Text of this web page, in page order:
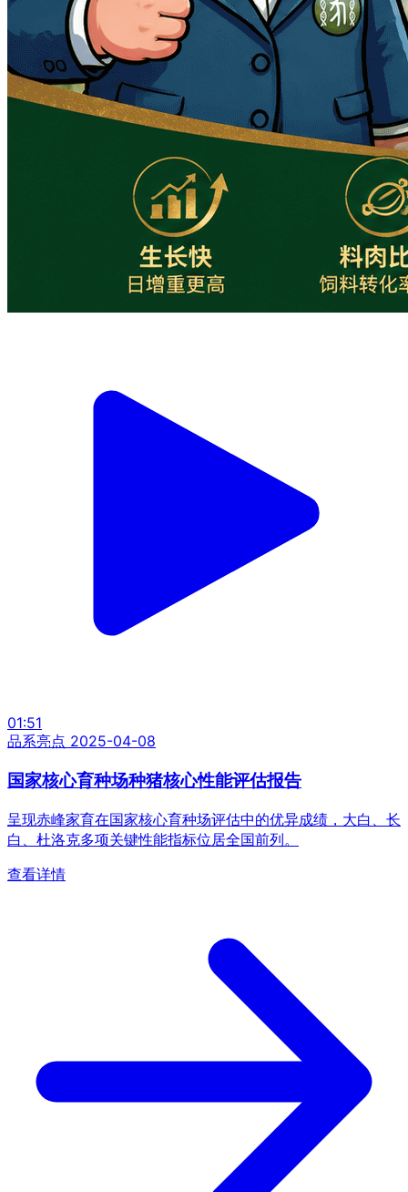
01:51
品系亮点 2025-04-08
国家核心育种场种猪核心性能评估报告
呈现赤峰家育在国家核心育种场评估中的优异成绩，大白、长
白、杜洛克多项关键性能指标位居全国前列。
查看详情